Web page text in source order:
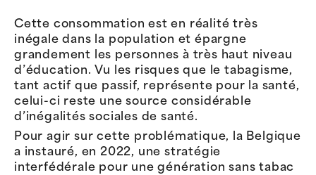
Cette consommation est en réalité très
inégale dans la population et épargne
grandement les personnes à très haut niveau
d’éducation. Vu les risques que le tabagisme,
tant actif que passif, représente pour la santé,
celui-ci reste une source considérable
d’inégalités sociales de santé.
Pour agir sur cette problématique, la Belgique
a instauré, en 2022, une stratégie
interfédérale pour une génération sans tabac